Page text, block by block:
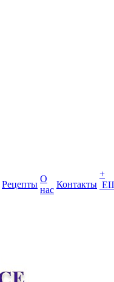
Рецепты
О
нас
Контакты
+